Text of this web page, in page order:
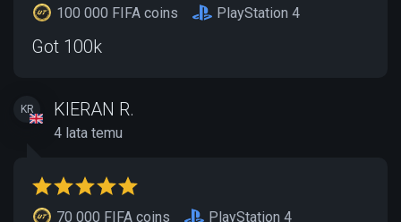
100 000 FIFA coins PlayStation 4
Got 100k
KR KIERAN R.
4 lata temu
70 000 FIFA coins PlayStation 4